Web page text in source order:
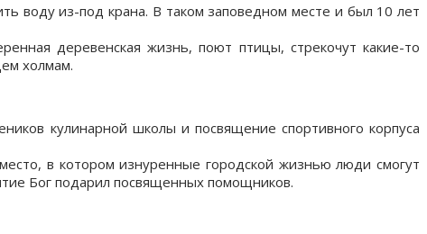
воду из-под крана. В таком заповедном месте и был 10 лет
деревенская жизнь, поют птицы, стрекочут какие-то
холмам.
кулинарной школы и посвящение спортивного корпуса
в котором изнуренные городской жизнью люди смогут
Бог подарил посвященных помощников.